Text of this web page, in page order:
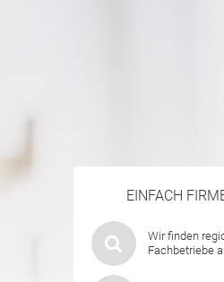
EINFACH
Wir finden
Fachbetriebe